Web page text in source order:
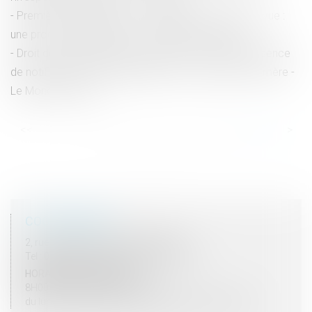
Première comparution et prolongation de garde à vue :
une procédure exigeante - La Gazette du Palais
Droit de représentation du gardé à vue malgré l’absence
de notification de la désignation d’un avocat par sa mère -
Le Monde du Droit